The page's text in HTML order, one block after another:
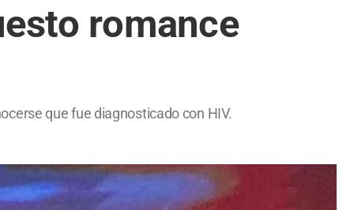
romance
que fue diagnosticado con HIV.